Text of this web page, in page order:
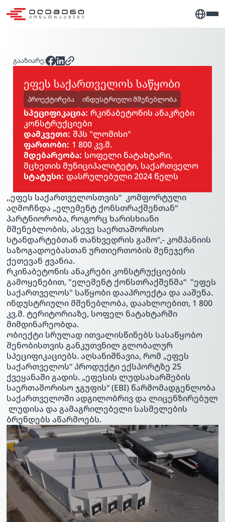
გააზიარე:
ეფეს საქართველოს საწყობი
პროექტირება ინდუსტრიული მშენებლობა
სპეციფიკაცია: რკინაბეტონის ანაკრები
კონსტრუქციები
დამკვეთი: შპს "ლომისი"
ფართობი: 1 800 კვ.მ.
მდებარეობა: სოფელი ნატახტარი,
მცხეთის მუნიციპალიტეტი, საქართველო
სტატუსი: დასრულებული 2024 წელს
,,ეფეს საქართველოსთვის“ კომფორტული
აღმოჩნდა „ელემენტ ქონსთრაქშენთან“
პარტნიორობა, როგორც ხარისხიანი
მშენებლობის, ასევე საერთაშორისო
სტანდარტებთან თანხვედრის გამო“,- კომპანიის
საზოგადოებასთან ურთიერთობის მენეჯერი
ქეთევან ჟვანია.
რკინაბეტონის ანაკრები კონსტრუქციების
გამოყენებით, "ელემენტ ქონსთრაქშენმა“ "ეფეს
საქართველოს" საწყობი დააპროექტა და ააშენა.
ინდუსტრიული მშენებლობა, დაახლოებით, 1 800
კვ.მ. ტერიტორიაზე, სოფელ ნატახტარში
მიმდინარეობდა.
ობიექტი სრულად ითვალისწინებს სასაწყობო
შენობისთვის განკუთვნილ გლობალურ
სპეციფიკაციებს. აღსანიშნავია, რომ „ეფეს
საქართველოს“ პროდუქტი ექსპორტზე 25
ქვეყანაში გადის. „ეფესის ლუდსახარშების
საერთაშორისო ჯგუფის“ (EBI) წარმომადგენლობა
საქართველოში ადგილობრივ და ლიცენზირებულ
ლუდისა და გამაგრილებელი სასმელების
ბრენდებს აწარმოებს.